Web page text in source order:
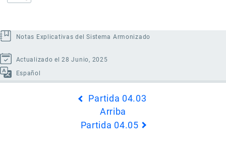
Notas Explicativas del Sistema Armonizado
Actualizado el 28 Junio, 2025
Español
Partida 04.03
Arriba
Partida 04.05